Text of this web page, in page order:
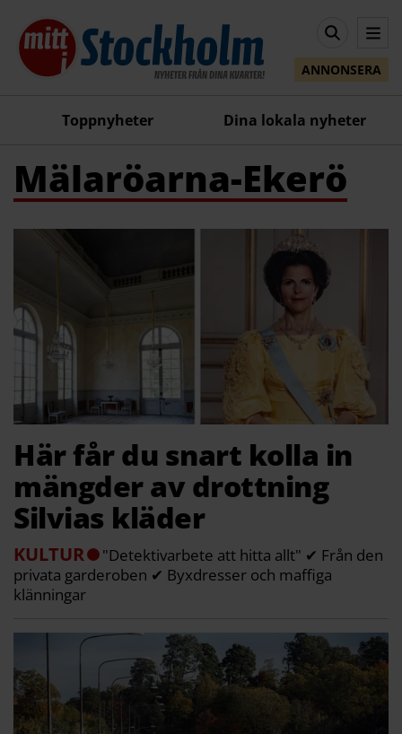
ANNONSERA
Toppnyheter Dina lokala nyheter
Mälaröarna-Ekerö
Här får du snart kolla in
mängder av drottning
Silvias kläder
KULTUR
"Detektivarbete att hitta allt" ✔ Från den
privata garderoben ✔ Byxdresser och maffiga
klänningar